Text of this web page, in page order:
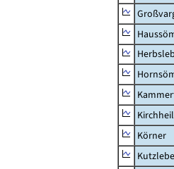
Körner